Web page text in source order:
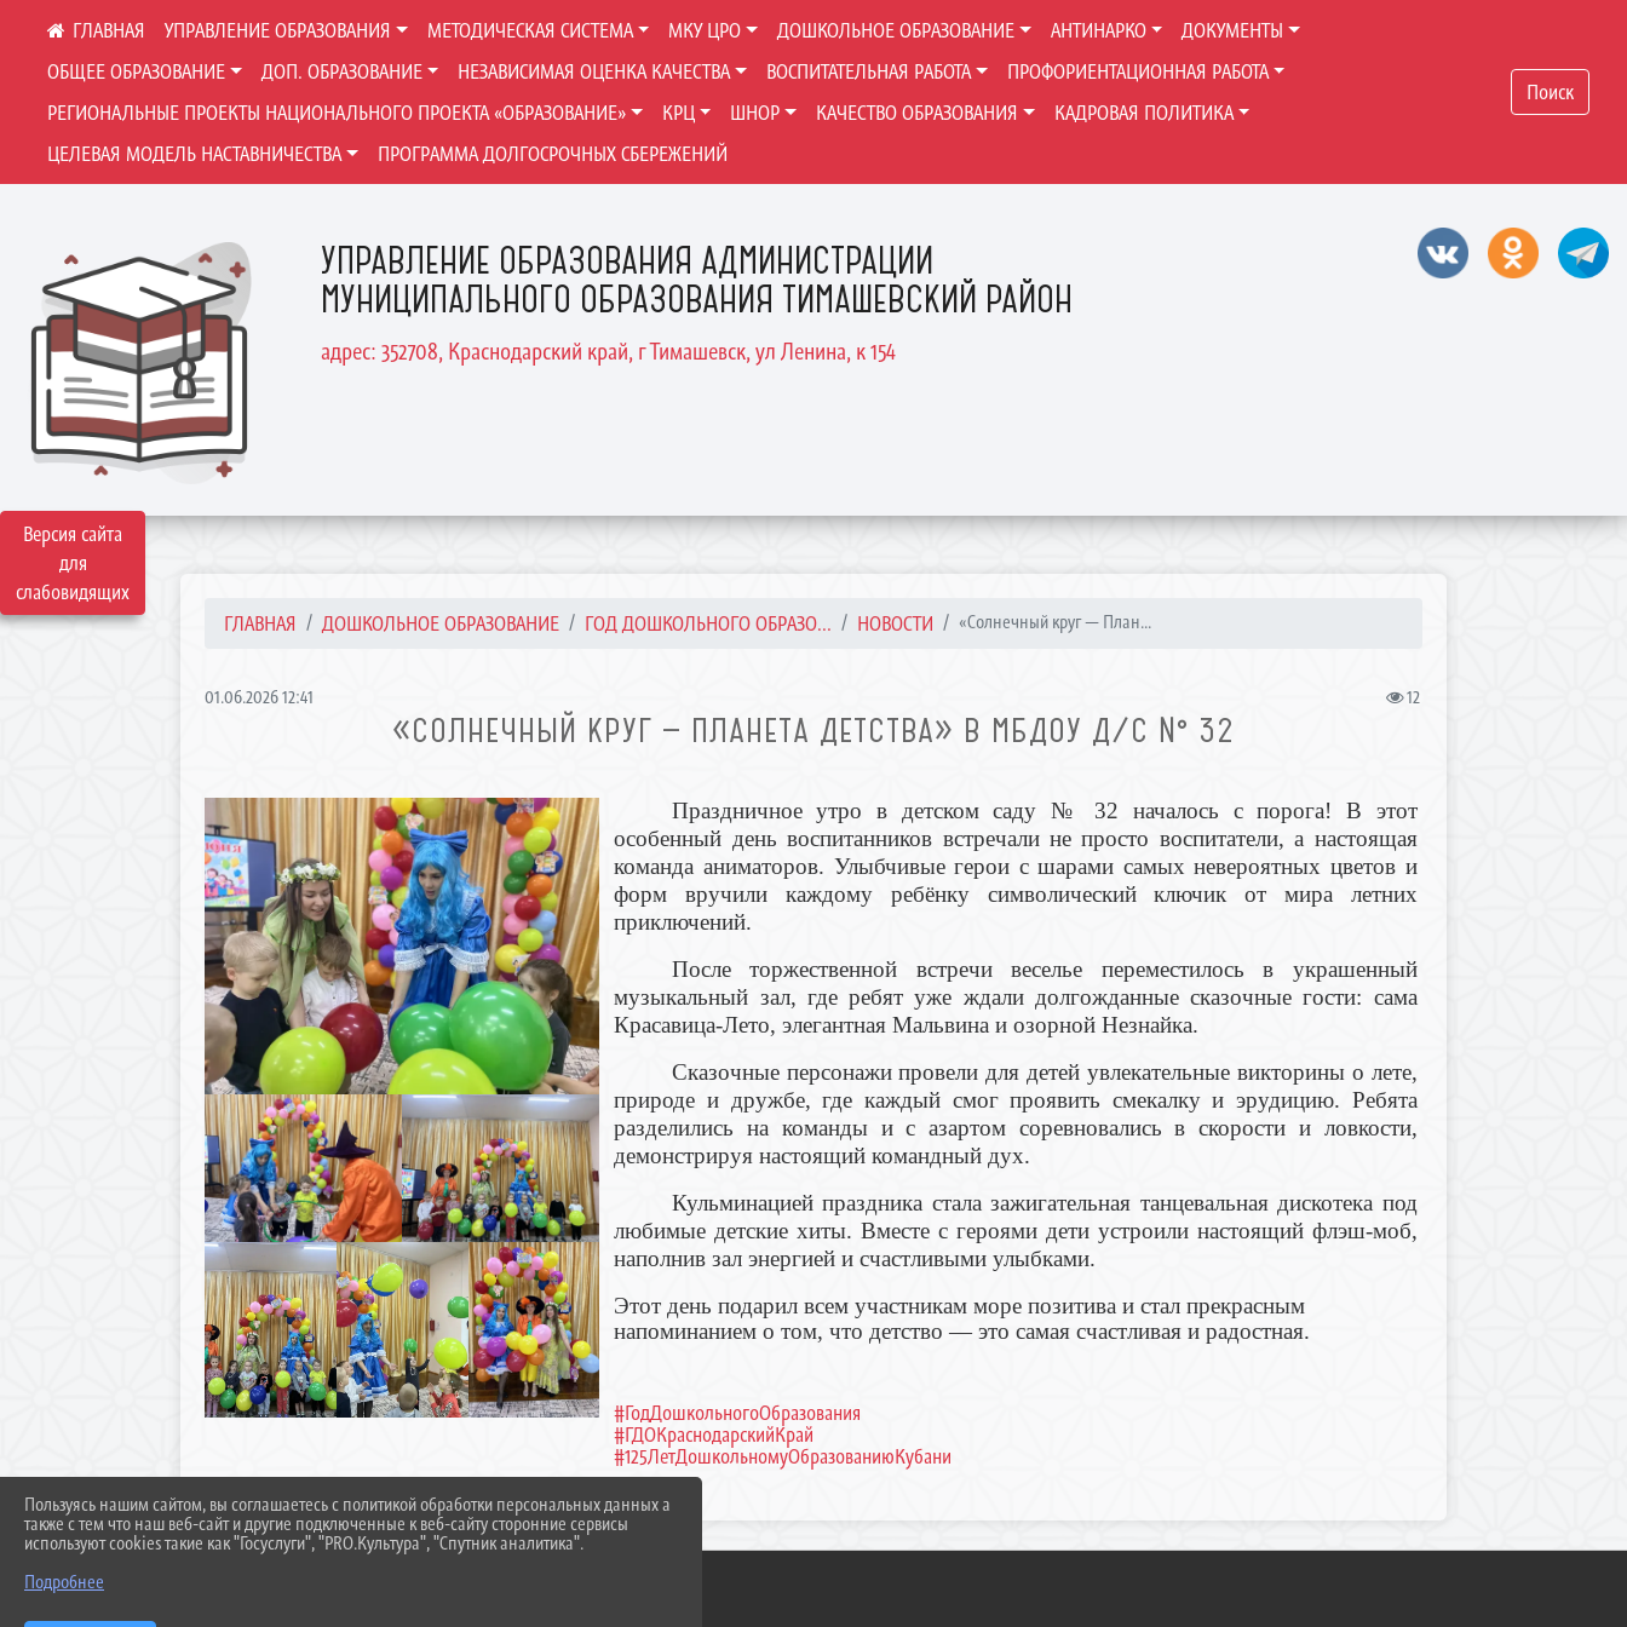
Версия сайта
для
слабовидящих
УПРАВЛЕНИЕ ОБРАЗОВАНИЯ АДМИНИСТРАЦИИ
МУНИЦИПАЛЬНОГО ОБРАЗОВАНИЯ ТИМАШЕВСКИЙ РАЙОН
адрес: 352708, Краснодарский край, г Тимашевск, ул Ленина, к 154
УПРАВЛЕНИЕ ОБРАЗОВАНИЯ МЕТОДИЧЕСКАЯ СИСТЕМА МКУ ЦРО ДОШКОЛЬНОЕ ОБРАЗОВАНИЕ АНТИНАРКО
ДОКУМЕНТЫ
ОБЩЕЕ ОБРАЗОВАНИЕ
ДОП. ОБРАЗОВАНИЕ НЕЗАВИСИМАЯ ОЦЕНКА КАЧЕСТВА ВОСПИТАТЕЛЬНАЯ РАБОТА
ПРОФОРИЕНТАЦИОННАЯ РАБОТА
РЕГИОНАЛЬНЫЕ ПРОЕКТЫ НАЦИОНАЛЬНОГО ПРОЕКТА «ОБРАЗОВАНИЕ»
КРЦ ШНОР КАЧЕСТВО ОБРАЗОВАНИЯ
КАДРОВАЯ ПОЛИТИКА
ЦЕЛЕВАЯ МОДЕЛЬ НАСТАВНИЧЕСТВА
ПРОГРАММА ДОЛГОСРОЧНЫХ СБЕРЕЖЕНИЙ
Поиск
ГЛАВНАЯ ДОШКОЛЬНОЕ ОБРАЗОВАНИЕ ГОД ДОШКОЛЬНОГО ОБРАЗО... НОВОСТИ «Солнечный круг — План...
01.06.2026 12:41 12
«СОЛНЕЧНЫЙ КРУГ — ПЛАНЕТА ДЕТСТВА» В МБДОУ Д/С № 32
Праздничное утро в детском саду № 32 началось с порога! В этот
особенный день воспитанников встречали не просто воспитатели, а настоящая
команда аниматоров. Улыбчивые герои с шарами самых невероятных цветов и
форм вручили каждому ребёнку символический ключик от мира летних
приключений.
После торжественной встречи веселье переместилось в украшенный
музыкальный зал, где ребят уже ждали долгожданные сказочные гости: сама
Красавица-Лето, элегантная Мальвина и озорной Незнайка.
Сказочные персонажи провели для детей увлекательные викторины о лете,
природе и дружбе, где каждый смог проявить смекалку и эрудицию. Ребята
разделились на команды и с азартом соревновались в скорости и ловкости,
демонстрируя настоящий командный дух.
Кульминацией праздника стала зажигательная танцевальная дискотека под
любимые детские хиты. Вместе с героями дети устроили настоящий флэш-моб,
наполнив зал энергией и счастливыми улыбками.
Этот день подарил всем участникам море позитива и стал прекрасным
напоминанием о том, что детство — это самая счастливая и радостная.
#ГодДошкольногоОбразования
#ГДОКраснодарскийКрай
#125ЛетДошкольномуОбразованиюКубани
Пользуясь нашим сайтом, вы соглашаетесь с политикой обработки персональных данных а
также с тем что наш веб-сайт и другие подключенные к веб-сайту сторонние сервисы
используют cookies такие как "Госуслуги", "PRO.Культура", "Спутник аналитика".
Подробнее